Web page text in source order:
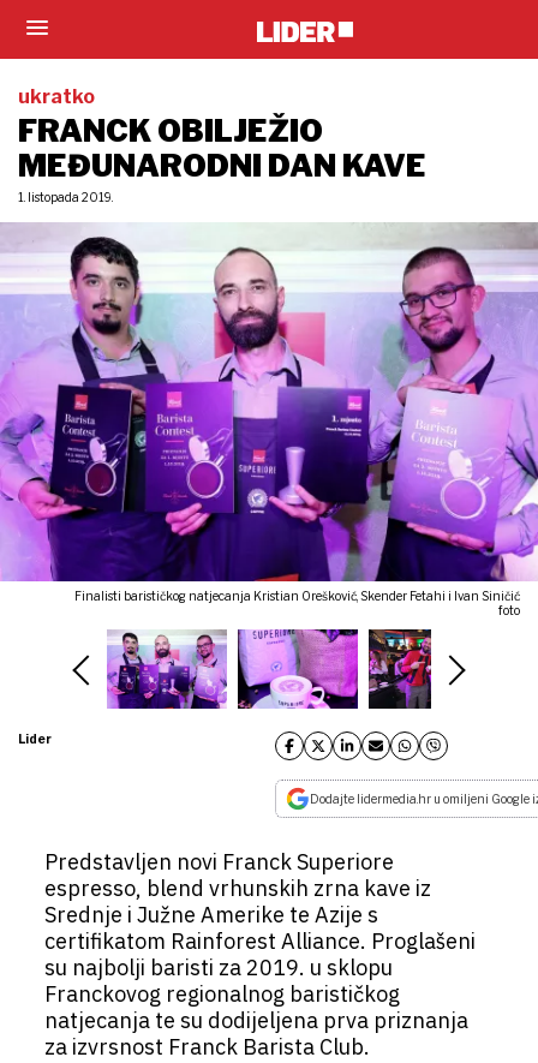
ukratko
FRANCK OBILJEŽIO
MEĐUNARODNI DAN KAVE
1. listopada 2019.
Finalisti barističkog natjecanja Kristian Orešković, Skender Fetahi i Ivan Siničić
foto
Lider
Dodajte lidermedia.hr u omiljeni Google
Predstavljen novi Franck Superiore
espresso, blend vrhunskih zrna kave iz
Srednje i Južne Amerike te Azije s
certifikatom Rainforest Alliance. Proglašeni
su najbolji baristi za 2019. u sklopu
Franckovog regionalnog barističkog
natjecanja te su dodijeljena prva priznanja
za izvrsnost Franck Barista Club.